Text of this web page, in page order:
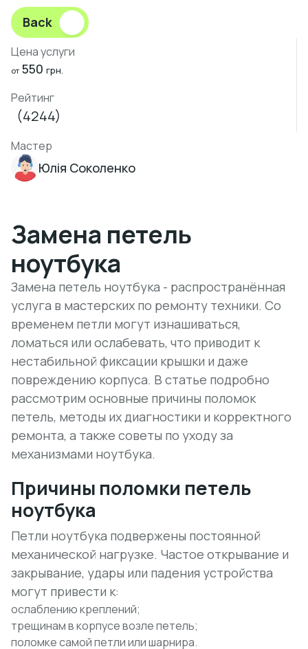
Back
Цена услуги
от 550 грн.
Рейтинг
(4244)
Мастер
Юлія Соколенко
Замена петель
ноутбука
Замена петель ноутбука - распространённая
услуга в мастерских по ремонту техники. Со
временем петли могут изнашиваться,
ломаться или ослабевать, что приводит к
нестабильной фиксации крышки и даже
повреждению корпуса. В статье подробно
рассмотрим основные причины поломок
петель, методы их диагностики и корректного
ремонта, а также советы по уходу за
механизмами ноутбука.
Причины поломки петель
ноутбука
Петли ноутбука подвержены постоянной
механической нагрузке. Частое открывание и
закрывание, удары или падения устройства
могут привести к:
ослаблению креплений;
трещинам в корпусе возле петель;
поломке самой петли или шарнира.